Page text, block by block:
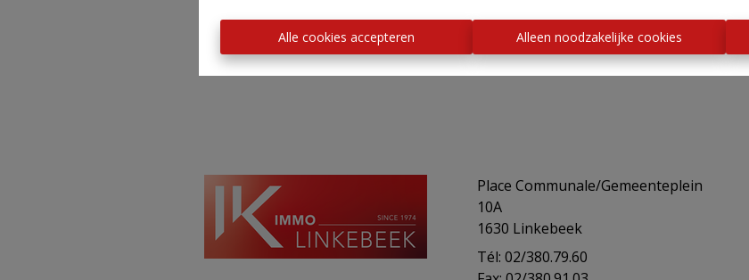
Alle cookies accepteren Alleen noodzakelijke cookies
Place Communale/Gemeenteplein
10A
1630 Linkebeek
Tél: 02/380.79.60